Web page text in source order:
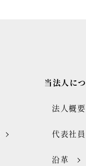
当法人に
法人概要
代表社
沿革